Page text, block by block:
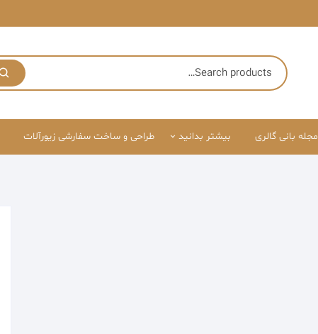
مجله بانی گالری بیشتر بدانید طراحی و ساخت سفارشی زیورآلات